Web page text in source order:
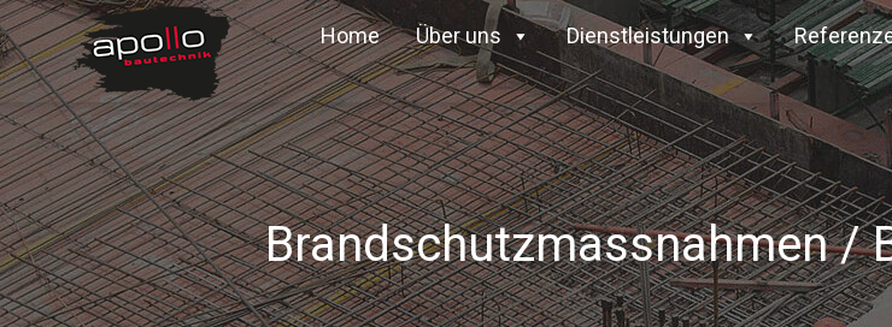
Home Über uns Dienstleistungen
Brandschutzmassnahmen /